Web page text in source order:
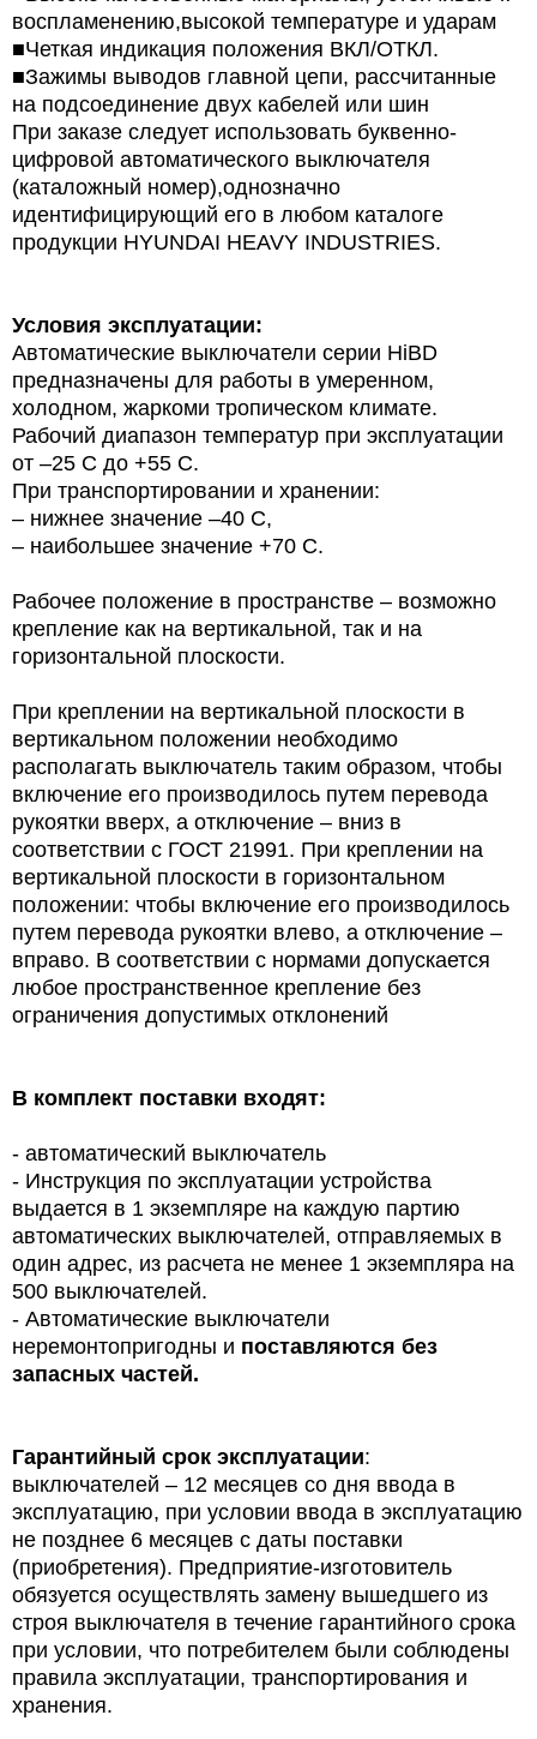
воспламенению,высокой температуре и ударам
■Четкая индикация положения ВКЛ/ОТКЛ.
■Зажимы выводов главной цепи, рассчитанные
на подсоединение двух кабелей или шин
При заказе следует использовать буквенно-
цифровой автоматического выключателя
(каталожный номер),однозначно
идентифицирующий его в любом каталоге
продукции HYUNDAI HEAVY INDUSTRIES.
Условия эксплуатации:
Автоматические выключатели серии HiBD
предназначены для работы в умеренном,
холодном, жаркоми тропическом климате.
Рабочий диапазон температур при эксплуатации
от –25 С до +55 С.
При транспортировании и хранении:
– нижнее значение –40 С,
– наибольшее значение +70 С.
Рабочее положение в пространстве – возможно
крепление как на вертикальной, так и на
горизонтальной плоскости.
При креплении на вертикальной плоскости в
вертикальном положении необходимо
располагать выключатель таким образом, чтобы
включение его производилось путем перевода
рукоятки вверх, а отключение – вниз в
соответствии с ГОСТ 21991. При креплении на
вертикальной плоскости в горизонтальном
положении: чтобы включение его производилось
путем перевода рукоятки влево, а отключение –
вправо. В соответствии с нормами допускается
любое пространственное крепление без
ограничения допустимых отклонений
В комплект поставки входят:
- автоматический выключатель
- Инструкция по эксплуатации устройства
выдается в 1 экземпляре на каждую партию
автоматических выключателей, отправляемых в
один адрес, из расчета не менее 1 экземпляра на
500 выключателей.
- Автоматические выключатели
неремонтопригодны и поставляются без
запасных частей.
Гарантийный срок эксплуатации:
выключателей – 12 месяцев со дня ввода в
эксплуатацию, при условии ввода в эксплуатацию
не позднее 6 месяцев с даты поставки
(приобретения). Предприятие-изготовитель
обязуется осуществлять замену вышедшего из
строя выключателя в течение гарантийного срока
при условии, что потребителем были соблюдены
правила эксплуатации, транспортирования и
хранения.